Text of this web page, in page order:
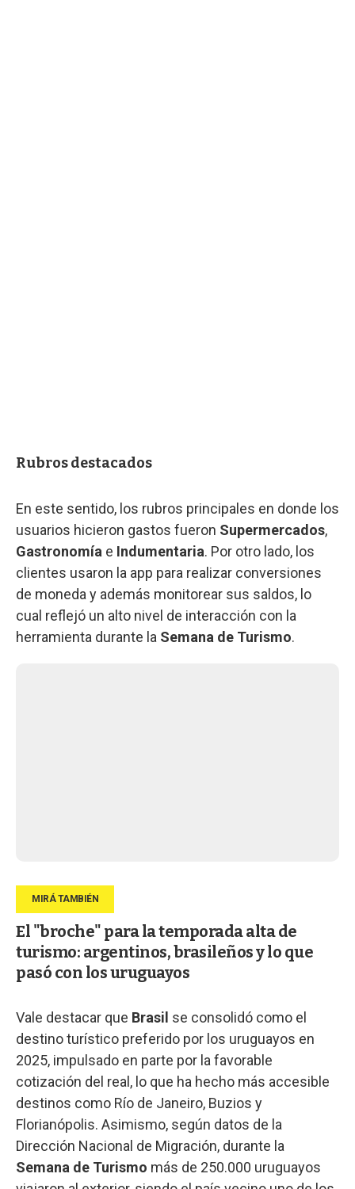
Rubros destacados
En este sentido, los rubros principales en donde los
usuarios hicieron gastos fueron Supermercados,
Gastronomía e Indumentaria. Por otro lado, los
clientes usaron la app para realizar conversiones
de moneda y además monitorear sus saldos, lo
cual reflejó un alto nivel de interacción con la
herramienta durante la Semana de Turismo.
El "broche" para la temporada alta de
turismo: argentinos, brasileños y lo que
pasó con los uruguayos
Vale destacar que Brasil se consolidó como el
destino turístico preferido por los uruguayos en
2025, impulsado en parte por la favorable
cotización del real, lo que ha hecho más accesible
destinos como Río de Janeiro, Buzios y
Florianópolis. Asimismo, según datos de la
Dirección Nacional de Migración, durante la
Semana de Turismo más de 250.000 uruguayos